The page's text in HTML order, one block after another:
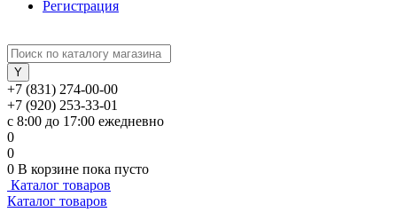
Регистрация
+7 (831) 274-00-00
+7 (920) 253-33-01
с 8:00 до 17:00 ежедневно
0
0
0 В корзине пока пусто
Каталог товаров
Каталог товаров